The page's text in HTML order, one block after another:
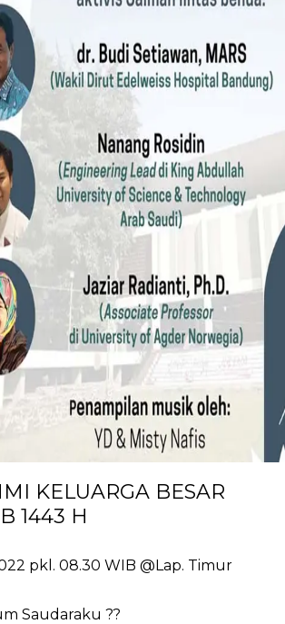
KELUARGA BESAR
1443 H
pkl. 08.30 WIB @Lap. Timur
Saudaraku ??